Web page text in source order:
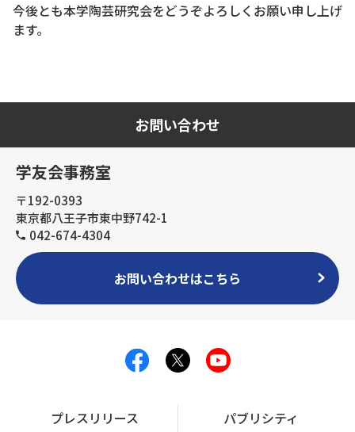
今後とも本学陶芸研究会をどうぞよろしくお願い申し上げ
ます。
お問い合わせ
学友会事務室
〒192-0393
東京都八王子市東中野742-1
042-674-4304
お問い合わせはこちら
プレスリリース パブリシティ